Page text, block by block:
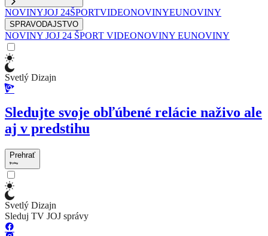
NOVINYJOJ 24ŠPORTVIDEONOVINYEUNOVINY
SPRAVODAJSTVO
NOVINY JOJ 24 ŠPORT VIDEONOVINY EUNOVINY
Svetlý Dizajn
Sledujte svoje obľúbené relácie naživo ale
aj v predstihu
Prehrať
Svetlý Dizajn
Sleduj TV JOJ správy